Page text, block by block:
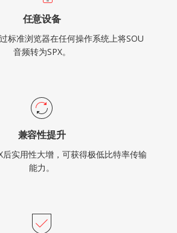
任意设备
标准浏览器在任何操作系统上将SOU
音频转为SPX。
兼容性提升
后实用性大增，可获得极低比特率传输
能力。